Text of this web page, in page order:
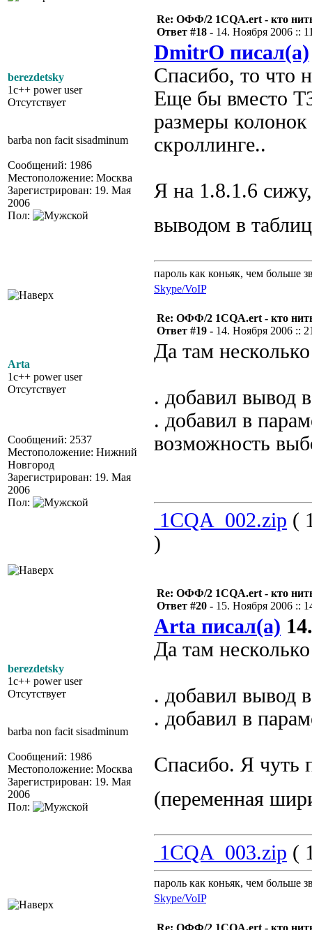
berezdetsky
1c++ power user
Отсутствует
barba non facit sisadminum
Сообщений: 1986
Местоположение: Москва
Зарегистрирован: 19. Мая
2006
Пол:
Re: ОФФ/2 1CQA.ert - кто
Ответ #18 - 14. Ноября 2006 ::
DmitrO писал(а)
Спасибо, то что
Еще бы вместо
размеры
скроллинге..
Я на 1.8.1.6
выводом в
пароль как коньяк, чем больше
Skype/VoIP
Arta
1c++ power user
Отсутствует
Сообщений: 2537
Местоположение: Нижний
Новгород
Зарегистрирован: 19. Мая
2006
Пол:
Re: ОФФ/2 1CQA.ert - кто
Ответ #19 - 14. Ноября 2006 ::
Да там
. добавил вывод
. добавил в
возможность
1CQA_002.zip (
)
berezdetsky
1c++ power user
Отсутствует
barba non facit sisadminum
Сообщений: 1986
Местоположение: Москва
Зарегистрирован: 19. Мая
2006
Пол:
Re: ОФФ/2 1CQA.ert - кто
Ответ #20 - 15. Ноября 2006 ::
Arta писал(а)
Да там
. добавил вывод
. добавил в
Спасибо. Я чуть
(переменная
1CQA_003.zip (
пароль как коньяк, чем больше
Skype/VoIP
Re: ОФФ/2 1CQA.ert - кто